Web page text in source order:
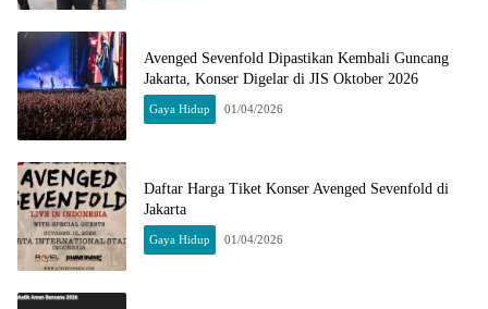
Avenged Sevenfold Dipastikan Kembali Guncang
Jakarta, Konser Digelar di JIS Oktober 2026
Gaya Hidup 01/04/2026
Daftar Harga Tiket Konser Avenged Sevenfold di
Jakarta
Gaya Hidup 01/04/2026